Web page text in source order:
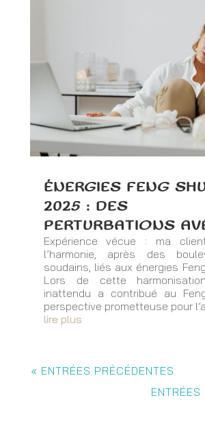
ÉNERGIES FENG
2025 : DES
PERTURBATIONS
Expérience vécue : ma
l’harmonie, après des
soudains, liés aux énergies
Lors de cette
inattendu a contribué au
perspective prometteuse pour
lire plus
« ENTRÉES PRÉCÉDENTES